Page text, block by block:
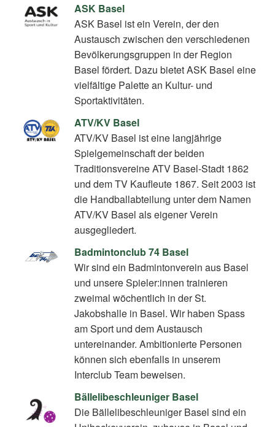
ASK Basel
ASK Basel ist ein Verein, der den
Austausch zwischen den verschiedenen
Bevölkerungsgruppen in der Region
Basel fördert. Dazu bietet ASK Basel eine
vielfältige Palette an Kultur- und
Sportaktivitäten.
ATV/KV Basel
ATV/KV Basel ist eine langjährige
Spielgemeinschaft der beiden
Traditionsvereine ATV Basel-Stadt 1862
und dem TV Kaufleute 1867. Seit 2003 ist
die Handballabteilung unter dem Namen
ATV/KV Basel als eigener Verein
ausgegliedert.
Badmintonclub 74 Basel
Wir sind ein Badmintonverein aus Basel
und unsere Spieler:innen trainieren
zweimal wöchentlich in der St.
Jakobshalle in Basel. Wir haben Spass
am Sport und dem Austausch
untereinander. Ambitionierte Personen
können sich ebenfalls in unserem
Interclub Team beweisen.
Bällelibeschleuniger Basel
Die Bällelibeschleuniger Basel sind ein